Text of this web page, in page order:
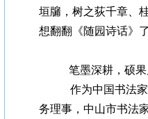
垣牖，树之荻千章、
想翻翻《随园诗话》了
笔墨深耕，硕
作为中国书法
务理事，中山市书法